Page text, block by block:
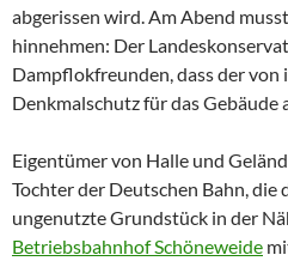
abgerissen wird. Am Abend
hinnehmen: Der
Dampflokfreunden, dass der
Denkmalschutz für das Gebäude
Eigentümer von Halle und
Tochter der Deutschen Bahn, die
ungenutzte Grundstück in der
Betriebsbahnhof Schöneweide